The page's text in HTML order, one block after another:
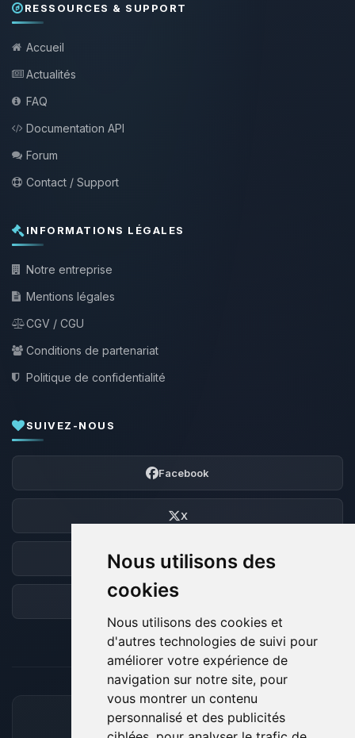
Nous utilisons des
cookies
Nous utilisons des cookies et
d'autres technologies de suivi pour
améliorer votre expérience de
navigation sur notre site, pour
vous montrer un contenu
personnalisé et des publicités
RESSOURCES & SUPPORT
Accueil
Actualités
FAQ
Documentation API
Forum
Contact / Support
INFORMATIONS LÉGALES
Notre entreprise
Mentions légales
CGV / CGU
Conditions de partenariat
Politique de confidentialité
SUIVEZ-NOUS
Facebook
X
Discord
Forum
MOYENS DE PAIEMENT ACCEPTÉS